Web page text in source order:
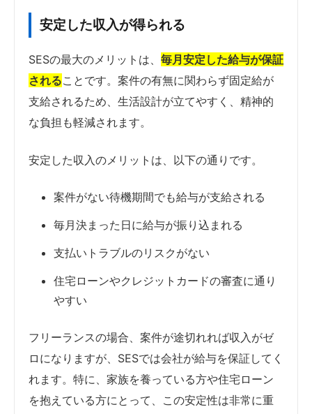
安定した収入が得られる
SESの最大のメリットは、 毎月安定した給与が保証
されることです。案件の有無に関わらず固定給が
支給されるため、生活設計が立てやすく、精神的
な負担も軽減されます。
安定した収入のメリットは、以下の通りです。
案件がない待機期間でも給与が支給される
毎月決まった日に給与が振り込まれる
支払いトラブルのリスクがない
住宅ローンやクレジットカードの審査に通り
やすい
フリーランスの場合、案件が途切れれば収入がゼ
ロになりますが、SESでは会社が給与を保証してく
れます。特に、家族を養っている方や住宅ローン
を抱えている方にとって、この安定性は非常に重